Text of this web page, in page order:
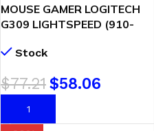
MOUSE GAMER LOGITECH
G309 LIGHTSPEED (910-
SENSOR HERO 25K
Stock
$77.21$58.06
AÑADIR AL CARRITO